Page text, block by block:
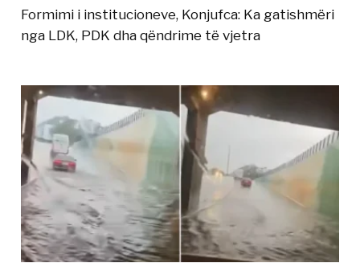
Formimi i institucioneve, Konjufca: Ka gatishmëri
nga LDK, PDK dha qëndrime të vjetra